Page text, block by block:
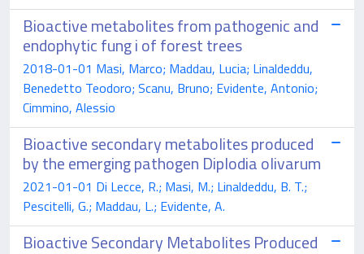
Bioactive metabolites from pathogenic and
endophytic fung i of forest trees
2018-01-01 Masi, Marco; Maddau, Lucia; Linaldeddu,
Benedetto Teodoro; Scanu, Bruno; Evidente, Antonio;
Cimmino, Alessio
Bioactive secondary metabolites produced
by the emerging pathogen Diplodia olivarum
2021-01-01 Di Lecce, R.; Masi, M.; Linaldeddu, B. T.;
Pescitelli, G.; Maddau, L.; Evidente, A.
Bioactive Secondary Metabolites Produced